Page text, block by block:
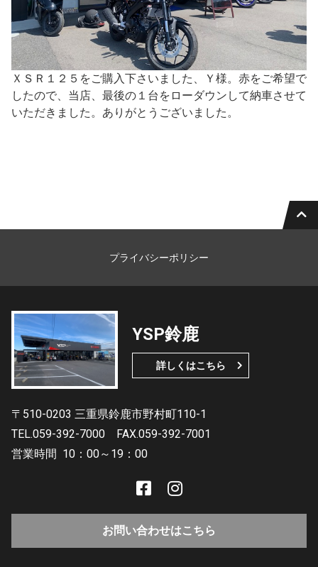
ＸＳＲ１２５をご購入下さいました、Ｙ様。赤をご希望で
したので、当店、最後の１台をローダウンして納車させて
いただきました。ありがとうございました。
プライバシーポリシー
YSP鈴鹿
詳しくはこちら
〒510-0203 三重県鈴鹿市野村町110-1
TEL.059-392-7000
FAX.059-392-7001
営業時間 10：00～19：00
お問い合わせはこちら